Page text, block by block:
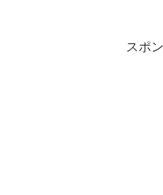
スポ